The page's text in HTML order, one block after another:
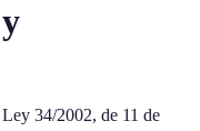
34/2002, de 11 de